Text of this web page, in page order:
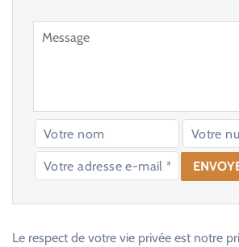
Le respect de votre vie privée est notre